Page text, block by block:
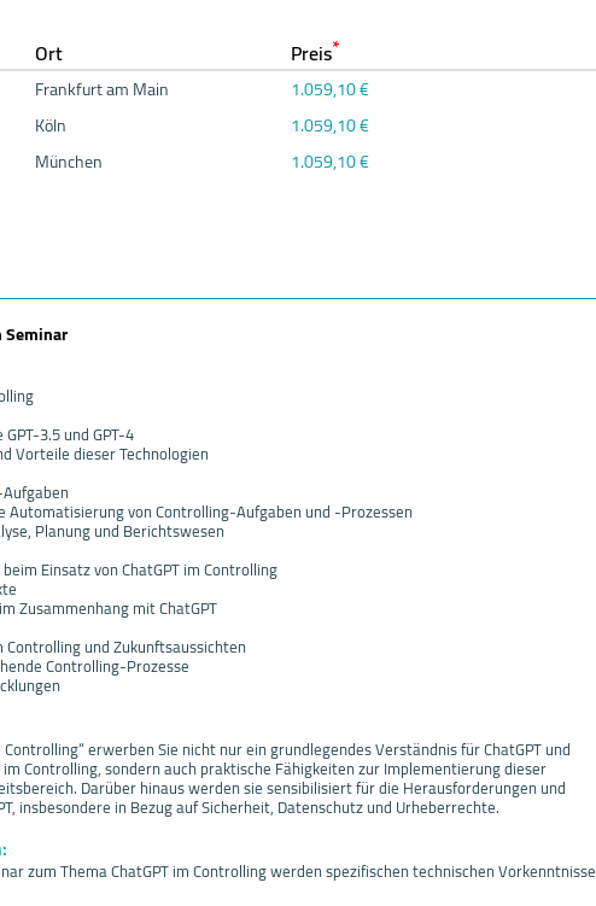
Ort Preis*
Frankfurt am Main
1.059,10 €
Köln
1.059,10 €
München
1.059,10 €
3.5 und GPT-4
Vorteile dieser Technologien
Automatisierung von Controlling-Aufgaben und -Prozessen
Planung und Berichtswesen
Einsatz von ChatGPT im Controlling
Zusammenhang mit ChatGPT
und Zukunftsaussichten
Controlling-Prozesse
Controlling“ erwerben Sie nicht nur ein grundlegendes Verständnis für ChatGPT und
Controlling, sondern auch praktische Fähigkeiten zur Implementierung dieser
Darüber hinaus werden sie sensibilisiert für die Herausforderungen und
insbesondere in Bezug auf Sicherheit, Datenschutz und Urheberrechte.
zum Thema ChatGPT im Controlling werden spezifischen technischen Vorkenntnisse